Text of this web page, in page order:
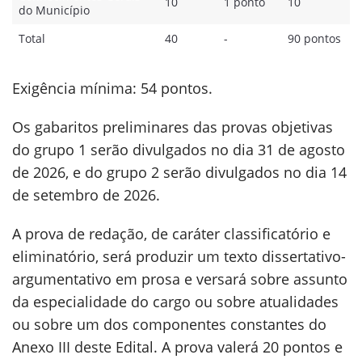
do Município
Total 40 - 90 pontos
Exigência mínima: 54 pontos.
Os gabaritos preliminares das provas objetivas
do grupo 1 serão divulgados no dia 31 de agosto
de 2026, e do grupo 2 serão divulgados no dia 14
de setembro de 2026.
A prova de redação, de caráter classificatório e
eliminatório, será produzir um texto dissertativo-
argumentativo em prosa e versará sobre assunto
da especialidade do cargo ou sobre atualidades
ou sobre um dos componentes constantes do
Anexo III deste Edital. A prova valerá 20 pontos e